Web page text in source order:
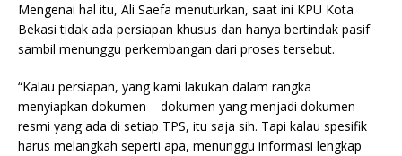
Mengenai hal itu, Ali Saefa menuturkan, saat ini KPU Kota
Bekasi tidak ada persiapan khusus dan hanya bertindak pasif
sambil menunggu perkembangan dari proses tersebut.
“Kalau persiapan, yang kami lakukan dalam rangka
menyiapkan dokumen – dokumen yang menjadi dokumen
resmi yang ada di setiap TPS, itu saja sih. Tapi kalau spesifik
harus melangkah seperti apa, menunggu informasi lengkap